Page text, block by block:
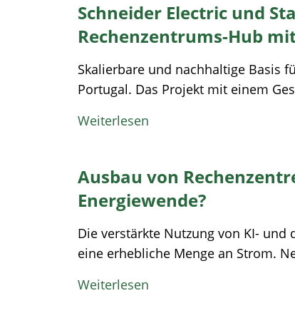
Schneider Electric und
Rechenzentrums-Hub
Skalierbare und nachhaltige Basis
Portugal. Das Projekt mit einem
Weiterlesen
Ausbau von
Energiewende?
Die verstärkte Nutzung von KI-
eine erhebliche Menge an Strom.
Weiterlesen